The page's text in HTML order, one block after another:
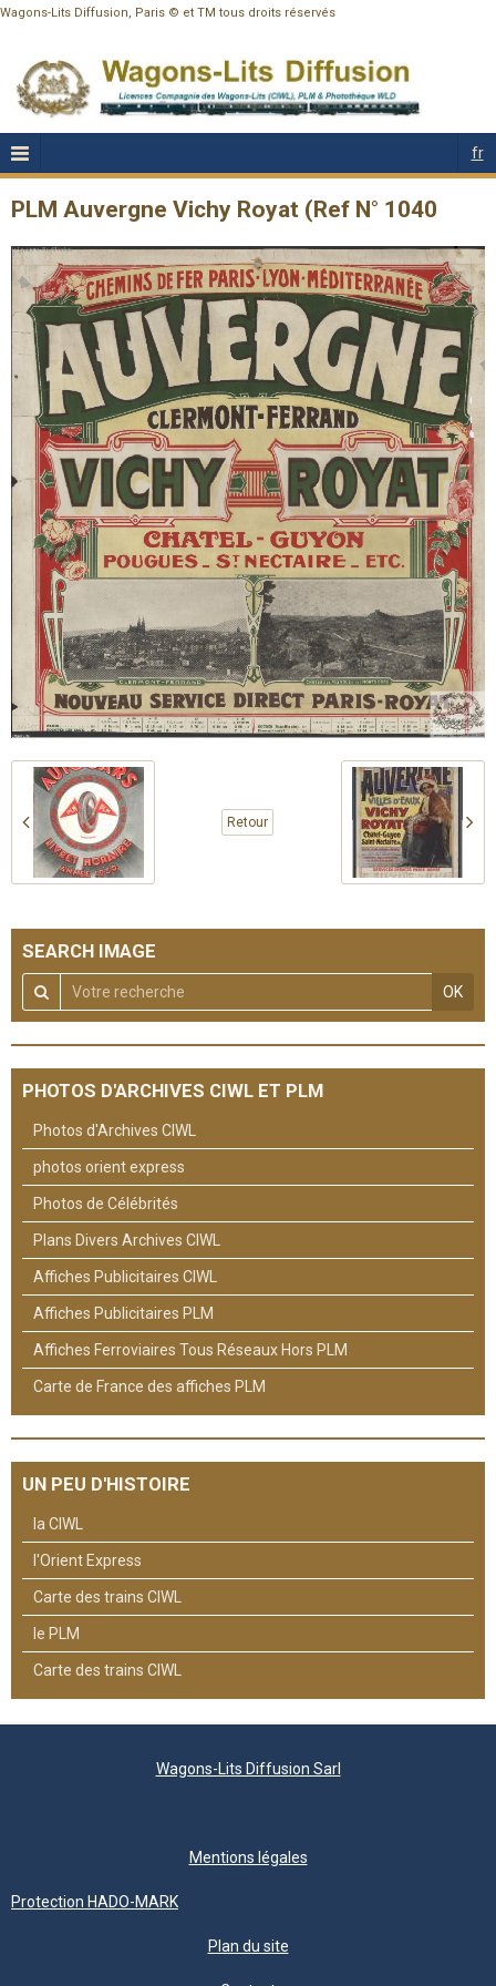
Wagons-Lits Diffusion, Paris © et TM tous droits réservés
fr
PLM Auvergne Vichy Royat (Ref N° 1040
Retour
SEARCH IMAGE
OK
PHOTOS D'ARCHIVES CIWL ET PLM
Photos d'Archives CIWL
photos orient express
Photos de Célébrités
Plans Divers Archives CIWL
Affiches Publicitaires CIWL
Affiches Publicitaires PLM
Affiches Ferroviaires Tous Réseaux Hors PLM
Carte de France des affiches PLM
UN PEU D'HISTOIRE
la CIWL
l'Orient Express
Carte des trains CIWL
le PLM
Carte des trains CIWL
Wagons-Lits Diffusion Sarl
Mentions légales
Protection HADO-MARK
Plan du site